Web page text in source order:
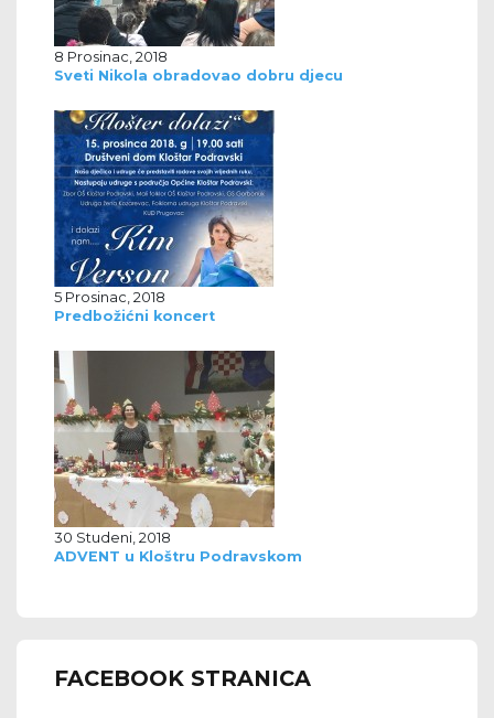
8 Prosinac, 2018
Sveti Nikola obradovao dobru djecu
5 Prosinac, 2018
Predbožićni koncert
30 Studeni, 2018
ADVENT u Kloštru Podravskom
FACEBOOK STRANICA